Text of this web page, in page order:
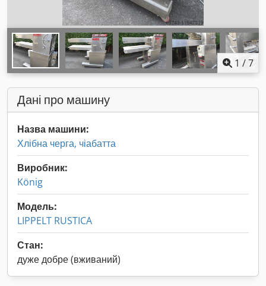
1 /7
Дані про машину
Назва машини:
Хлібна черга, чіабатта
Виробник:
König
Модель:
LIPPELT RUSTICA
Стан:
дуже добре (вживаний)